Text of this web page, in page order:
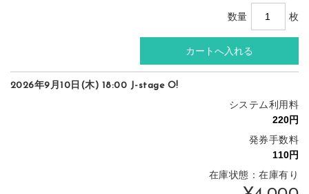
数量 枚
2026年9月10日(木) 18:00 J-stage O!
システム利用料
発券手数料
在庫状態：在庫有り